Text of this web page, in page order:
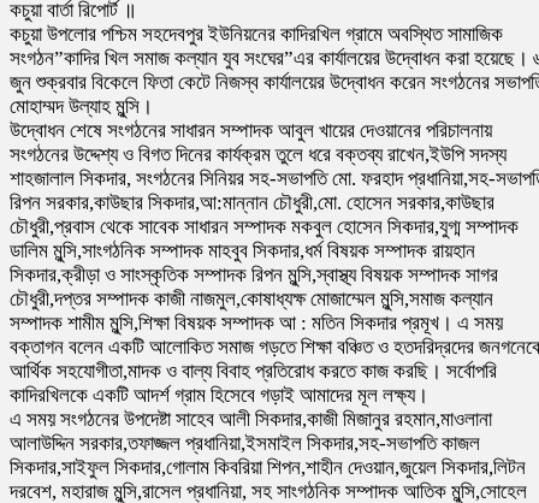
কচুয়া বার্তা রিপোর্ট ॥
কচুয়া উপলোর পশ্চিম সহদেবপুর ইউনিয়নের কাদিরখিল গ্রামে অবস্থিত সামাজিক
সংগঠন”কাদির খিল সমাজ কল্যান যুব সংঘের”এর কার্যালয়ের উদ্বোধন করা হয়েছে।
জুন শুক্রবার বিকেলে ফিতা কেটে নিজস্ব কার্যালয়ের উদ্বোধন করেন সংগঠনের
মোহাম্মদ উল্যাহ মুন্সি।
উদ্বোধন শেষে সংগঠনের সাধারন সম্পাদক আবুল খায়ের দেওয়ানের পরিচালনায়
সংগঠনের উদ্দেশ্য ও বিগত দিনের কার্যক্রম তুলে ধরে বক্তব্য রাখেন,ইউপি সদস্য
শাহজালাল সিকদার, সংগঠনের সিনিয়র সহ-সভাপতি মো. ফরহাদ প্রধানিয়া,সহ-
রিপন সরকার,কাউছার সিকদার,আ:মান্নান চৌধুরী,মো. হোসেন সরকার,কাউছার
চৌধুরী,প্রবাস থেকে সাবেক সাধারন সম্পাদক মকবুল হোসেন সিকদার,যুগ্ম সম্পাদক
ডালিম মুন্সি,সাংগঠনিক সম্পাদক মাহবুব সিকদার,ধর্ম বিষয়ক সম্পাদক রায়হান
সিকদার,ক্রীড়া ও সাংস্কৃতিক সম্পাদক রিপন মুন্সি,স্বাস্থ্য বিষয়ক সম্পাদক সাগর
চৌধুরী,দপ্তর সম্পাদক কাজী নাজমুল,কোষাধ্যক্ষ মোজাম্মেল মুন্সি,সমাজ কল্যান
সম্পাদক শামীম মুন্সি,শিক্ষা বিষয়ক সম্পাদক আ : মতিন সিকদার প্রমূখ। এ সময়
বক্তাগন বলেন একটি আলোকিত সমাজ গড়তে শিক্ষা বঞ্চিত ও হতদরিদ্রদের
আর্থিক সহযোগীতা,মাদক ও বাল্য বিবাহ প্রতিরোধ করতে কাজ করছি। সর্বোপরি
কাদিরখিলকে একটি আদর্শ গ্রাম হিসেবে গড়াই আমাদের মূল লক্ষ্য।
এ সময় সংগঠনের উপদেষ্টা সাহেব আলী সিকদার,কাজী মিজানুর রহমান,মাওলানা
আলাউদ্দিন সরকার,তফাজ্জল প্রধানিয়া,ইসমাইল সিকদার,সহ-সভাপতি কাজল
সিকদার,সাইফুল সিকদার,গোলাম কিবরিয়া শিপন,শাহীন দেওয়ান,জুয়েল সিকদার,লিটন
দরবেশ, মহারাজ মুন্সি,রাসেল প্রধানিয়া, সহ সাংগঠনিক সম্পাদক আতিক মুন্সি,সোহেল